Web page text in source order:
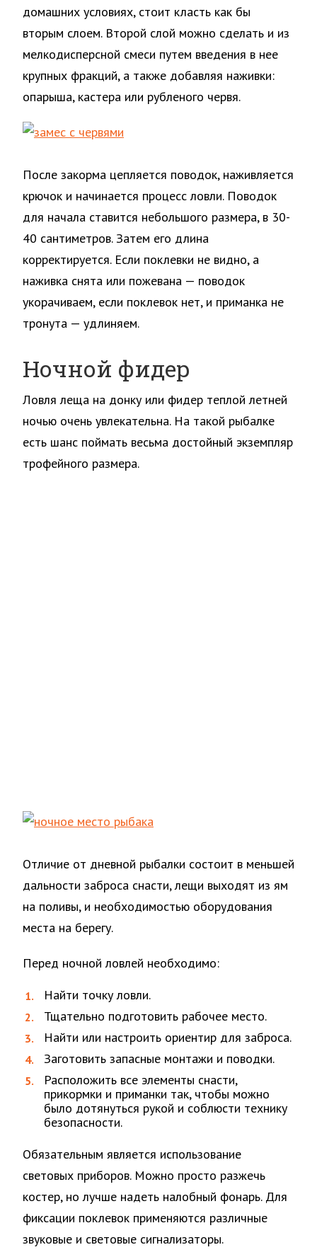
домашних условиях, стоит класть как бы
вторым слоем. Второй слой можно сделать и из
мелкодисперсной смеси путем введения в нее
крупных фракций, а также добавляя наживки:
опарыша, кастера или рубленого червя.
После закорма цепляется поводок, наживляется
крючок и начинается процесс ловли. Поводок
для начала ставится небольшого размера, в 30-
40 сантиметров. Затем его длина
корректируется. Если поклевки не видно, а
наживка снята или пожевана — поводок
укорачиваем, если поклевок нет, и приманка не
тронута — удлиняем.
Ночной фидер
Ловля леща на донку или фидер теплой летней
ночью очень увлекательна. На такой рыбалке
есть шанс поймать весьма достойный экземпляр
трофейного размера.
Отличие от дневной рыбалки состоит в меньшей
дальности заброса снасти, лещи выходят из ям
на поливы, и необходимостью оборудования
места на берегу.
Перед ночной ловлей необходимо:
Найти точку ловли.
Тщательно подготовить рабочее место.
Найти или настроить ориентир для заброса.
Заготовить запасные монтажи и поводки.
Расположить все элементы снасти,
прикормки и приманки так, чтобы можно
было дотянуться рукой и соблюсти технику
безопасности.
Обязательным является использование
световых приборов. Можно просто разжечь
костер, но лучше надеть налобный фонарь. Для
фиксации поклевок применяются различные
звуковые и световые сигнализаторы.